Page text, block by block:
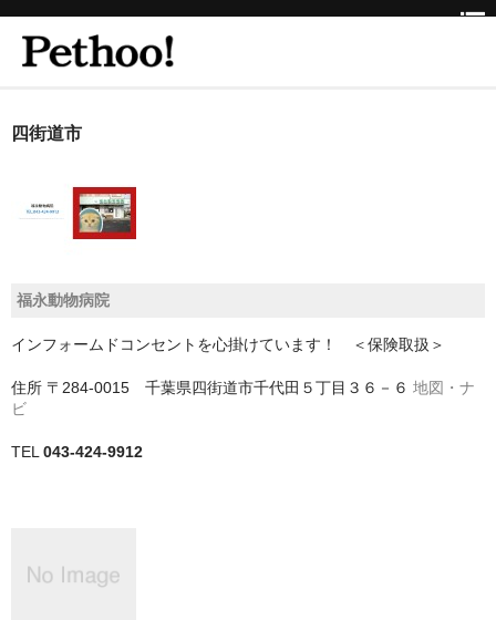
CLINIC
京都府
京都市
京都市以外
兵庫県
神戸市以外
四街道市
福永動物病院
インフォームドコンセントを心掛けています！ ＜保険取扱＞
住所 〒284-0015 千葉県四街道市千代田５丁目３６－６ 地図・ナ
ビ
TEL 043-424-9912